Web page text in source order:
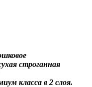
строганная
класса в 2 слоя.